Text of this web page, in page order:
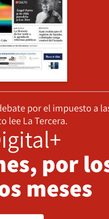
por el impuesto a
lee La Tercera.
por
meses